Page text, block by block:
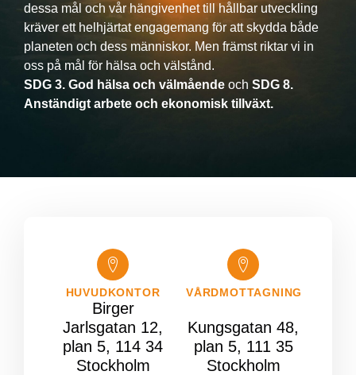
dessa mål och vår hängivenhet till hållbar utveckling
kräver ett helhjärtat engagemang för att skydda både
planeten och dess människor. Men främst riktar vi in
oss på mål för hälsa och välstånd.
SDG 3. God hälsa och välmående och SDG 8.
Anständigt arbete och ekonomisk tillväxt.
HUVUDKONTOR
Birger
Jarlsgatan 12,
plan 5, 114 34
Stockholm
VÅRDMOTTAGNING
Kungsgatan 48,
plan 5, 111 35
Stockholm